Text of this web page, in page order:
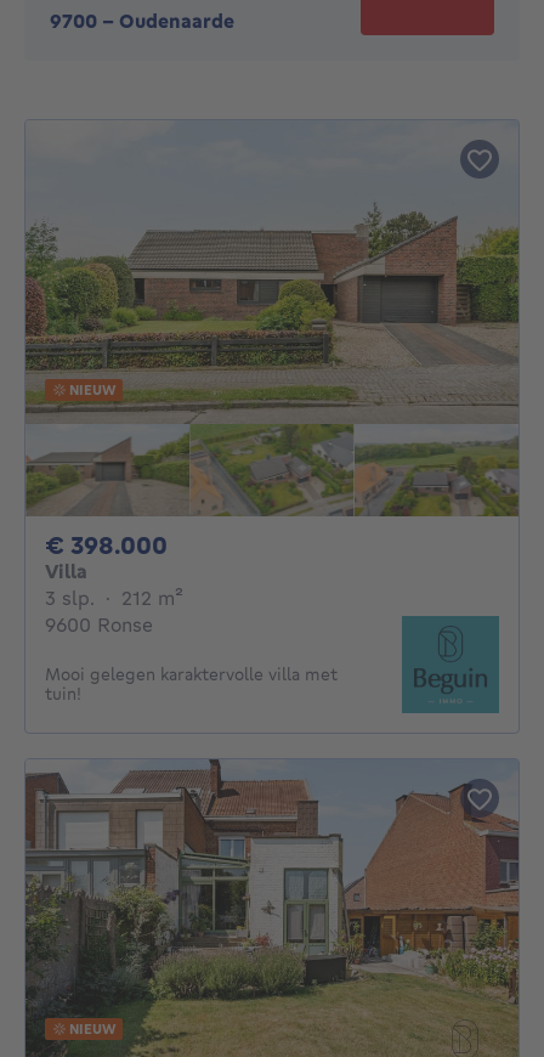
9700 - Oudenaarde
NIEUW
€ 398.000
Villa
3 slp. 3 slaapkamers
· 212 m²
9600 Ronse
Mooi gelegen karaktervolle villa met
tuin!
NIEUW